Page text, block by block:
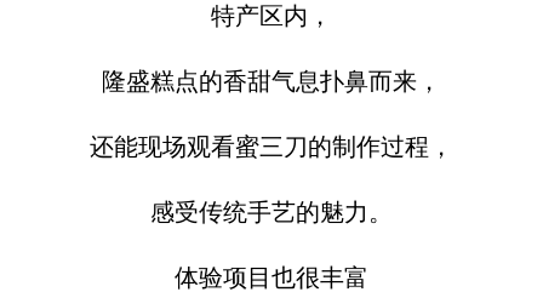
特产区内，
隆盛糕点的香甜气息扑鼻而来，
还能现场观看蜜三刀的制作过程，
感受传统手艺的魅力。
体验项目也很丰富